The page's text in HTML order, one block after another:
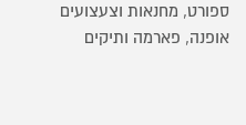
ספורט, מחנאות וצעצועים
אופנה, פארמה ותיקים